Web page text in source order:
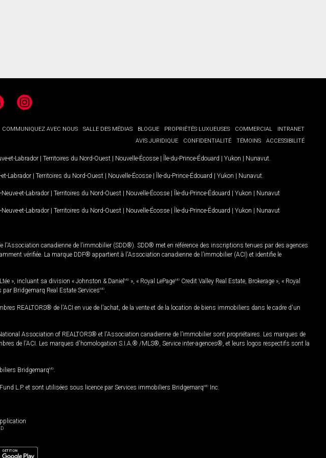
Instagram
COMMUNIQUEZ AVEC NOUS SALLE DES MÉDIAS BLOGUE PROPRIÉTÉS LUXUEUSES COMMERCIAL
INTRANET
AVIS JURIDIQUE
CONFIDENTIALITÉ TÉMOINS ACCESSIBILITÉ
et-Labrador | Territoires du Nord-Ouest | Nouvelle-Écosse | Île-du-Prince-Édouard | Yukon | Nunavut
et-Labrador | Territoires du Nord-Ouest | Nouvelle-Écosse | Île-du-Prince-Édouard | Yukon | Nunavut
Neuve-et-Labrador | Territoires du Nord-Ouest | Nouvelle-Écosse | Île-du-Prince-Édouard | Yukon | Nunavut
Neuve-et-Labrador | Territoires du Nord-Ouest | Nouvelle-Écosse | Île-du-Prince-Édouard | Yukon | Nunavut
l'Association canadienne de l’immobilier (SDD®). SDD® met en référence des inscriptions tenues par des agences
vérifiée. La marque DDF® appartient à l'Association canadienne de l’immobilier (ACI) et identifie le
Ltée », incluant sa division « Johnston & Daniel MD », « Royal LePageMD Credit Valley Real Estate, Brokerage », « Royal
Bridgemarq Real Estate ServicesMD
REALTORS® de l'ACI en vue de l'achat, de la vente et de la location de biens immobiliers dans le cadre d'un
Association of REALTORS® et l'Association canadienne de l’immobilier sont propriétaires. Les marques de
de l'ACI. Les marques d'homologation S.I.A.® /MLS®, Service inter-agences®, et leurs logos respectifs sont la
BridgemarqMD
L.P. et sont utilisées sous licence par Services immobiliers BridgemarqMD Inc.